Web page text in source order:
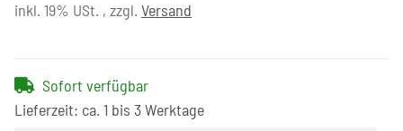
inkl. 19% USt. , zzgl. Versand
Sofort verfügbar
Lieferzeit: ca. 1 bis 3 Werktage